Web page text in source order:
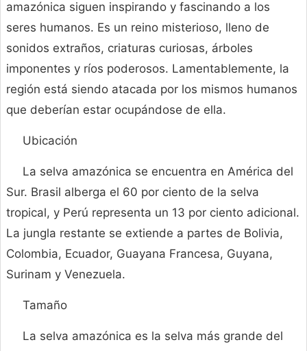
amazónica siguen inspirando y fascinando a los
seres humanos. Es un reino misterioso, lleno de
sonidos extraños, criaturas curiosas, árboles
imponentes y ríos poderosos. Lamentablemente, la
región está siendo atacada por los mismos humanos
que deberían estar ocupándose de ella.
Ubicación
La selva amazónica se encuentra en América del
Sur. Brasil alberga el 60 por ciento de la selva
tropical, y Perú representa un 13 por ciento adicional.
La jungla restante se extiende a partes de Bolivia,
Colombia, Ecuador, Guayana Francesa, Guyana,
Surinam y Venezuela.
Tamaño
La selva amazónica es la selva más grande del